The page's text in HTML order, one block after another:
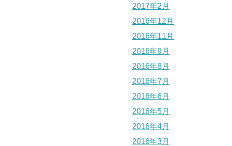
2017年2月
2016年12月
2016年11月
2016年9月
2016年8月
2016年7月
2016年6月
2016年5月
2016年4月
2016年3月